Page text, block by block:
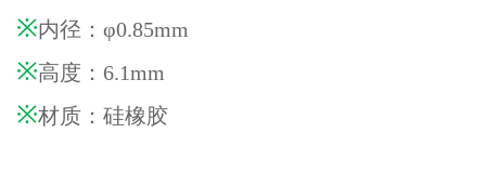
※内径：φ0.85mm
※高度：6.1mm
※材质：硅橡胶